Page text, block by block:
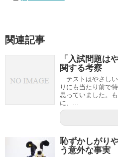
関連記事
「入試問題は
関する考察
テストはやさし
りにも当たり前で
思っていました。
に、...
恥ずかしがり
う意外な事実